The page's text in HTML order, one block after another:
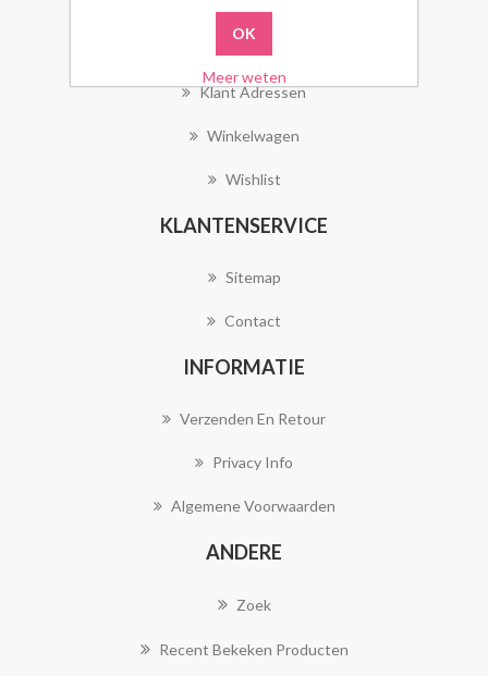
Klant Adressen
Winkelwagen
Wishlist
KLANTENSERVICE
Sitemap
Contact
INFORMATIE
Verzenden En Retour
Privacy Info
Algemene Voorwaarden
ANDERE
Zoek
Recent Bekeken Producten
Meer weten